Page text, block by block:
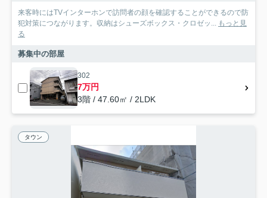
来客時にはTVインターホンで訪問者の顔を確認することができるので防
犯対策につながります。収納はシューズボックス・クロゼッ... もっと見
る
募集中の部屋
302
7万円
3階 / 47.60㎡ / 2LDK
タウン